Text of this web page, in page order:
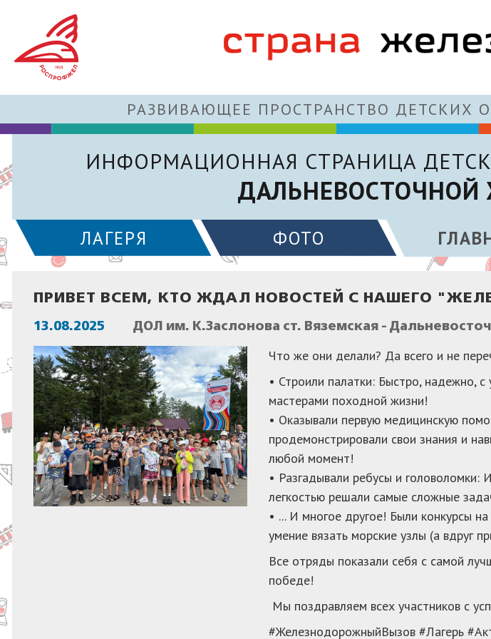
РАЗВИВАЮЩЕЕ ПРОСТРАНСТВО ДЕТСКИХ
ИНФОРМАЦИОННАЯ СТРАНИЦА
ДАЛЬНЕВОСТОЧНОЙ
ЛАГЕРЯ ФОТО
ПРИВЕТ ВСЕМ, КТО ЖДАЛ НОВОСТЕЙ С НАШЕГО
13.08.2025 ДОЛ им. К.Заслонова ст. Вяземская -
Что же они делали? Да всего и не
• Строили палатки: Быстро, надежно,
мастерами походной жизни!
• Оказывали первую медицинскую
продемонстрировали свои знания и
любой момент!
• Разгадывали ребусы и
легкостью решали самые сложные
• ... И многое другое! Были конкурсы
умение вязать морские узлы (а вдруг
Все отряды показали себя с самой
победе!
Мы поздравляем всех участников с
#ЖелезнодорожныйВызов #Лагерь